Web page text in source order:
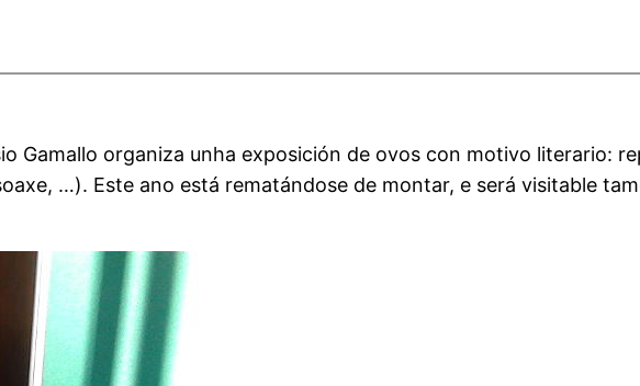
Gamallo organiza unha exposición de ovos con motivo literario:
…). Este ano está rematándose de montar, e será visitable